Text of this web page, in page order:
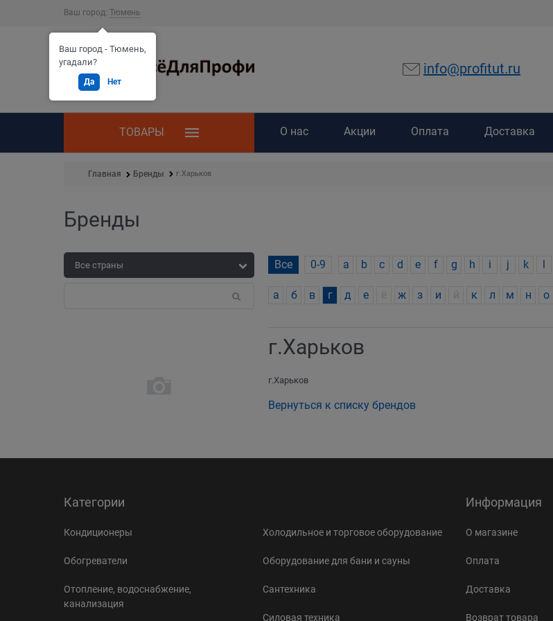
Ваш город: Тюмень
info@profitut.ru
ТОВАРЫ О нас Акции Оплата Доставка
Главная Бренды г.Харьков
Бренды
Все 0-9 a b c d e f g h i j k
а б в г д е ж з и к л м н о
г.Харьков
г.Харьков
Вернуться к списку брендов
Категории
Кондиционеры
Обогреватели
Отопление, водоснабжение,
канализация
Холодильное и торговое оборудование
Оборудование для бани и сауны
Сантехника
Силовая техника
Информация
О магазине
Оплата
Доставка
Возврат товара
Ваш город - Тюмень,
угадали?
Да Нет